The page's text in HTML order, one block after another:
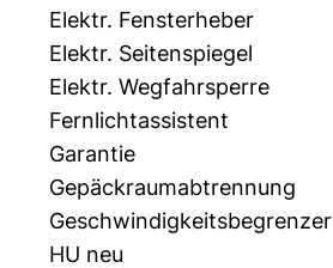
Elektr. Fensterheber
Elektr. Seitenspiegel
Elektr. Wegfahrsperre
Fernlichtassistent
Garantie
Gepäckraumabtrennung
Geschwindigkeitsbegrenzer
HU neu